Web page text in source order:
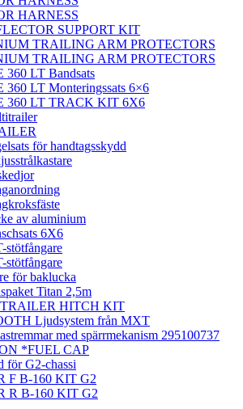
HARNESS
SUPPORT KIT
TRAILING ARM PROTECTORS
TRAILING ARM PROTECTORS
360 LT Bandsats
360 LT Monteringssats 6×6
360 LT TRACK KIT 6X6
för handtagsskydd
av aluminium
6X6
stötfångare
stötfångare
för baklucka
Titan 2,5m
HITCH KIT
Ljudsystem från MXT
med spärrmekanism 295100737
*FUEL CAP
för G2-chassi
F B-160 KIT G2
R B-160 KIT G2